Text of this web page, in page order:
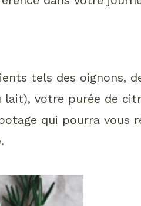
tels des oignons,
votre purée de
qui pourra vous